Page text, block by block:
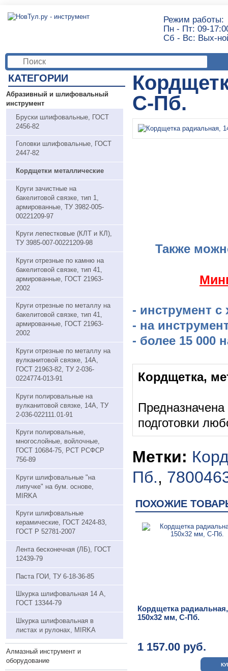
Режим работы:
Пн - Пт: 09-
Сб - Вс: Вых-
КАТЕГОРИИ
Абразивный и шлифовальный
инструмент
Бруски шлифовальные, ГОСТ
2456-82
Головки шлифовальные, ГОСТ
2447-82
Кордщетки металлические
Круги зачистные на
бакелитовой связке, тип 1,
армированные, ТУ 3982-005-
00221209-97
Круги лепестковые (КЛТ и КЛ),
ТУ 3985-007-00221209-98
Круги отрезные по камню на
бакелитовой связке, тип 41,
армированные, ГОСТ 21963-
2002
Круги отрезные по металлу на
бакелитовой связке, тип 41,
армированные, ГОСТ 21963-
2002
Круги отрезные по металлу на
вулканитовой связке, 14А,
ГОСТ 21963-82, ТУ 2-036-
0224774-013-91
Круги полировальные на
вулканитовой связке, 14А, ТУ
2-036-022111.01-91
Круги полировальные,
многослойные, войлочные,
ГОСТ 10684-75, РСТ РСФСР
756-89
Круги шлифовальные "на
липучке" на бум. основе,
MIRKA
Круги шлифовальные
керамические, ГОСТ 2424-83,
ГОСТ P 52781-2007
Лента бесконечная (ЛБ), ГОСТ
12439-79
Паста ГОИ, ТУ 6-18-36-85
Шкурка шлифовальная 14 А,
ГОСТ 13344-79
Шкурка шлифовальная в
листах и рулонах, MIRKA
Алмазный инструмент и
оборудование
С-Пб.
Также
- инструмент
- на
- более 15 000
Кордщетка,
подготовки
Метки:
Пб.,
ПОХОЖИЕ
Кордщетка радиальная,
150х32 мм, С-Пб.
1 157.00 руб.